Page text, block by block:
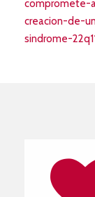
compromete-
creacion-de-
sindrome-